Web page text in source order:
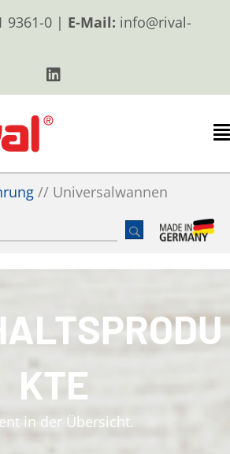
9361-0 | E-Mail: info@rival-
// Universalwannen
KTE
in der Übersicht.